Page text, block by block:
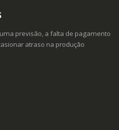
previsão, a falta de pagamento
atraso na produção